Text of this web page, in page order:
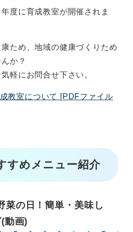
度に育成教室が開催されま
ため、地域の健康づくりため
か？
軽にお問合せ下さい。
教室について [PDFファイル
すめメニュー紹介
菜の日！簡単・美味し
動画)